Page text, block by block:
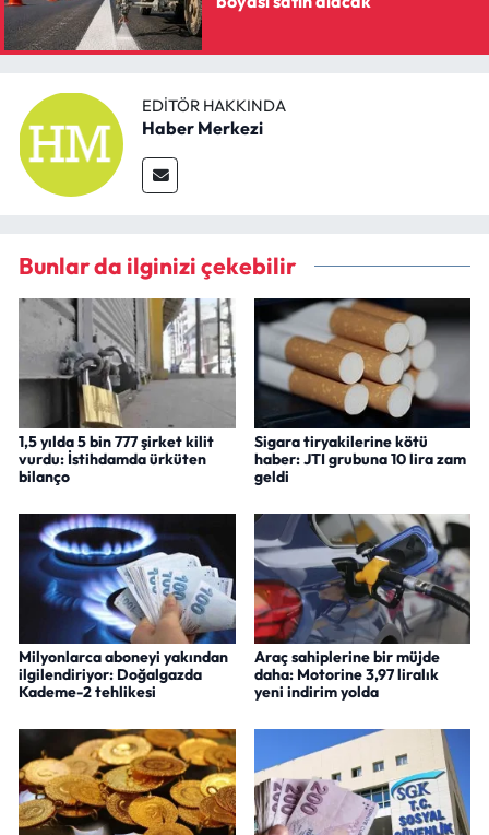
EDITÖR HAKKINDA
Haber Merkezi
Bunlar da ilginizi çekebilir
1,5 yılda 5 bin 777 şirket kilit
vurdu: İstihdamda ürküten
bilanço
Sigara tiryakilerine kötü
haber: JTI grubuna 10 lira zam
geldi
Milyonlarca aboneyi yakından
ilgilendiriyor: Doğalgazda
Kademe-2 tehlikesi
Araç sahiplerine bir müjde
daha: Motorine 3,97 liralık
yeni indirim yolda